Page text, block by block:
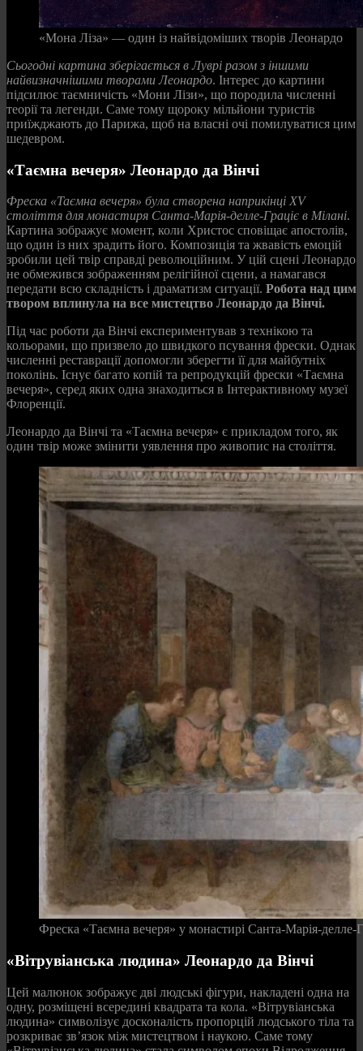
«Мона Ліза» — один із найвідоміших творів Леонардо
Сьогодні картина зберігається в Луврі разом з іншими
найвизначнішими творами Леонардо. Інтерес до картини
підсилює таємничість «Мони Лізи», що породила численні
теорії та легенди. Саме тому щороку мільйони туристів
приїжджають до Парижа, щоб на власні очі помилуватися цим
шедевром.
«Таємна вечеря» Леонардо да Вінчі
Фреска «Таємна вечеря» була створена наприкінці XV
століття для монастиря Санта-Марія-делле-Граціє в Мілані.
Картина зображує момент, коли Христос сповіщає апостолів,
що один із них зрадить його. Композиція та жвавість емоцій
зробили цей твір справді революційним. У цій сцені Леонардо
не обмежився зображенням релігійної сцени, а намагався
передати всю складність і драматизм ситуації. Робота над цим
твором вплинула на все мистецтво Леонардо да Вінчі.
Під час роботи да Вінчі експериментував з технікою та
кольорами, що призвело до швидкого псування фрески. Однак
численні реставрації допомогли зберегти її для майбутніх
поколінь. Існує багато копій та репродукцій фрески «Таємна
вечеря», серед яких одна знаходиться в Інтерактивному музеї
Флоренції.
Леонардо да Вінчі та «Таємна вечеря» є прикладом того, як
один твір може змінити уявлення про живопис на століття.
Фреска «Таємна вечеря» у монастирі Санта-Марія-делле-
«Вітрувіанська людина» Леонардо да Вінчі
Цей малюнок зображує дві людські фігури, накладені одна на
одну, розміщені всередині квадрата та кола. «Вітрувіанська
людина» символізує досконалість пропорцій людського тіла та
розкриває зв’язок між мистецтвом і наукою. Саме тому